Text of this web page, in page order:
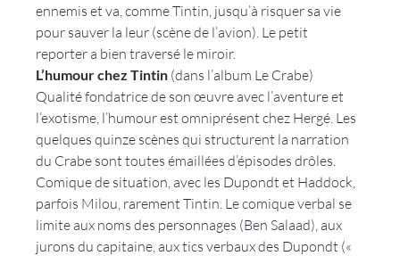
ennemis et va, comme Tintin, jusqu’à risquer sa vie
pour sauver la leur (scène de l’avion). Le petit
reporter a bien traversé le miroir.
L’humour chez Tintin (dans l’album Le Crabe)
Qualité fondatrice de son œuvre avec l’aventure et
l’exotisme, l’humour est omniprésent chez Hergé. Les
quelques quinze scènes qui structurent la narration
du Crabe sont toutes émaillées d’épisodes drôles.
Comique de situation, avec les Dupondt et Haddock,
parfois Milou, rarement Tintin. Le comique verbal se
limite aux noms des personnages (Ben Salaad), aux
jurons du capitaine, aux tics verbaux des Dupondt («